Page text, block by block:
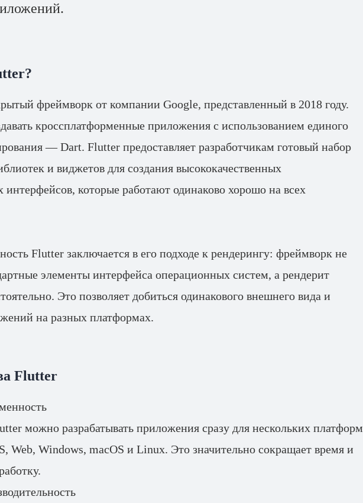
фреймворк от компании Google, представленный в 2018 году.
кроссплатформенные приложения с использованием единого
— Dart. Flutter предоставляет разработчикам готовый набор
и виджетов для создания высококачественных
интерфейсов, которые работают одинаково хорошо на всех
Flutter заключается в его подходе к рендерингу: фреймворк не
элементы интерфейса операционных систем, а рендерит
Это позволяет добиться одинакового внешнего вида и
на разных платформах.
Flutter
можно разрабатывать приложения сразу для нескольких платформ
Web, Windows, macOS и Linux. Это значительно сокращает время и